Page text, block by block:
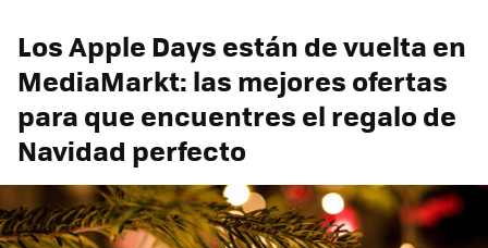
Los Apple Days están de vuelta en
MediaMarkt: las mejores ofertas
para que encuentres el regalo de
Navidad perfecto